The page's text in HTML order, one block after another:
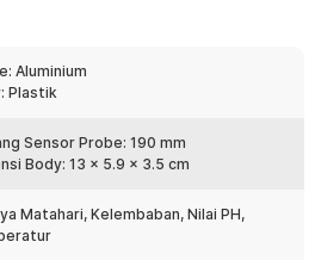
udara, dan deteksi cahaya matahari
semua kebutuhan tanaman mereka.
yang tinggi. Dengan alat ini, pengguna
setiap hari, karena alat ini dapat
bawah normal, pengguna dapat
kembali kadar kelembapan
Aluminium
Plastik
Sensor Probe: 190 mm
Body: 13 x 5.9 x 3.5 cm
Matahari, Kelembaban, Nilai PH,